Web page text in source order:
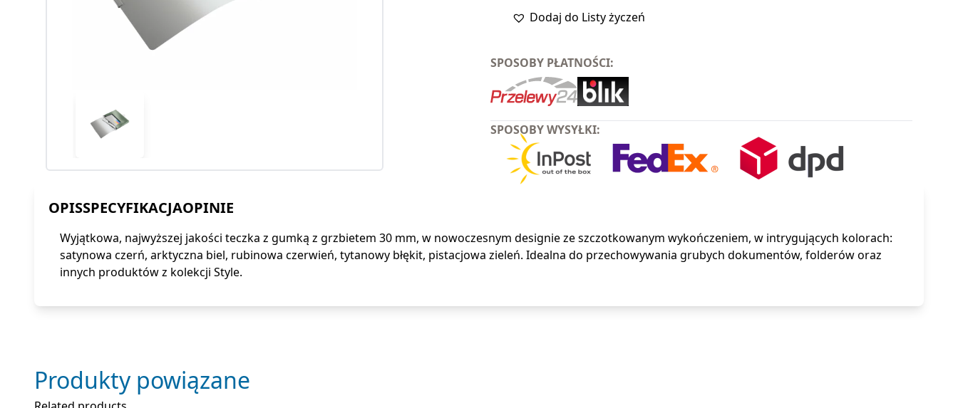
Dodaj do Listy życzeń
SPOSOBY PŁATNOŚCI:
SPOSOBY WYSYŁKI:
OPISSPECYFIKACJAOPINIE
Wyjątkowa, najwyższej jakości teczka z gumką z grzbietem 30 mm, w nowoczesnym designie ze szczotkowanym wykończeniem, w intrygujących kolorach:
satynowa czerń, arktyczna biel, rubinowa czerwień, tytanowy błękit, pistacjowa zieleń. Idealna do przechowywania grubych dokumentów, folderów oraz
innych produktów z kolekcji Style.
Produkty powiązane